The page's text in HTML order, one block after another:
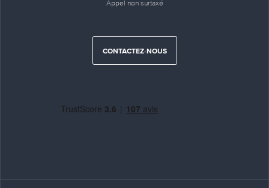
Appel non surtaxé
CONTACTEZ-NOUS